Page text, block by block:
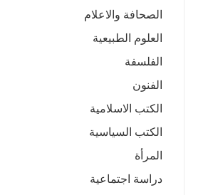
الصحافة والاعلام
العلوم الطبيعية
الفلسفة
الفنون
الكتب الاسلامية
الكتب السياسية
المرأة
دراسة اجتماعية